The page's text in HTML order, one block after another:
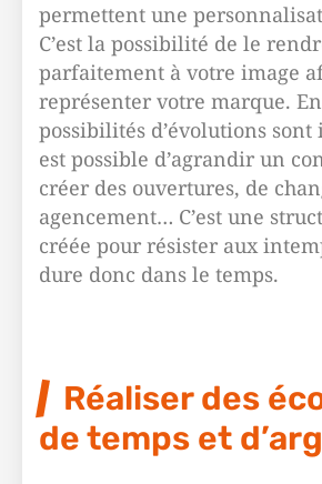
permettent une
C’est la possibilité de le
parfaitement à votre image
représenter votre marque.
possibilités d’évolutions
est possible d’agrandir un
créer des ouvertures, de
agencement… C’est une
créée pour résister aux
dure donc dans le temps.
Réaliser des
de temps et